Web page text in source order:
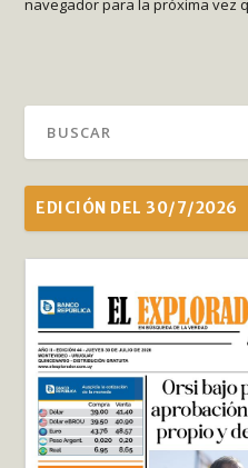
navegador para la próxima vez
EDICIÓN DEL 30/7/2026